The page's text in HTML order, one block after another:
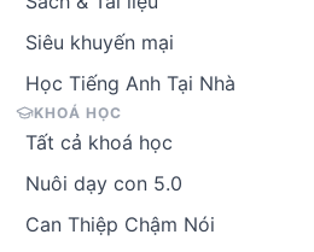
Siêu khuyến mại
Học Tiếng Anh Tại Nhà
KHOÁ HỌC
Tất cả khoá học
Nuôi dạy con 5.0
Can Thiệp Chậm Nói